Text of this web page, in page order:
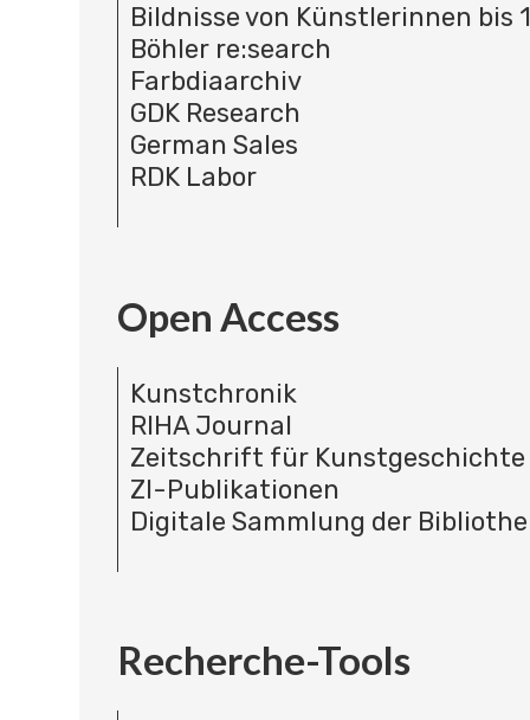
Bildnisse von Künstlerinnen bis
Böhler re:search
Farbdiaarchiv
GDK Research
German Sales
RDK Labor
Open Access
Kunstchronik
RIHA Journal
Zeitschrift für Kunstgeschichte
ZI-Publikationen
Digitale Sammlung der
Recherche-Tools